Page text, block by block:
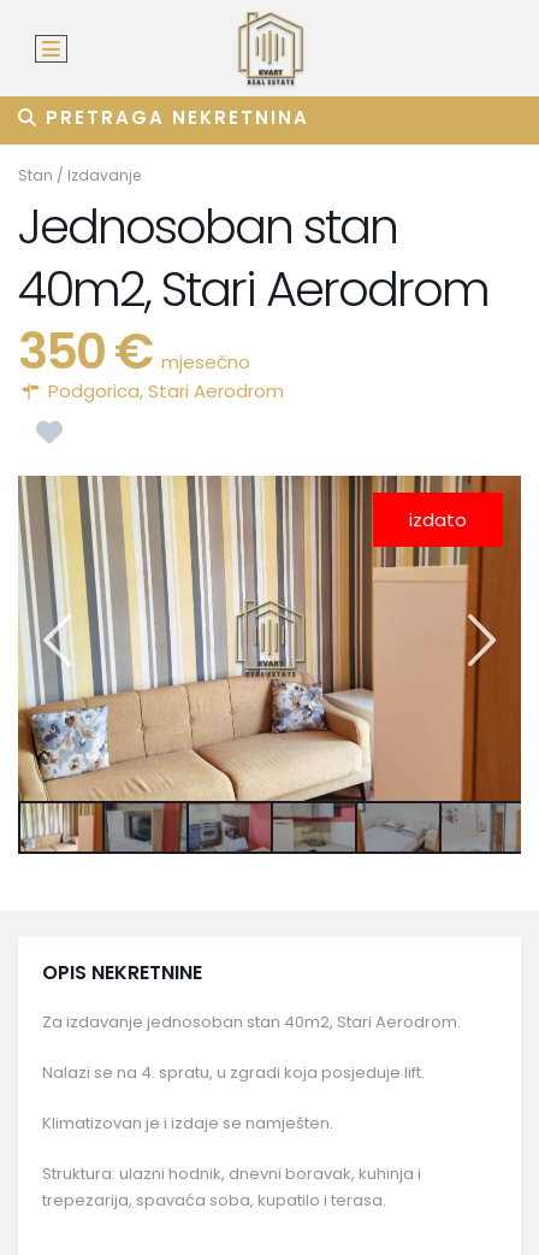
PRETRAGA NEKRETNINA
Stan / Izdavanje
Jednosoban stan
40m2, Stari Aerodrom
350 € mjesečno
Podgorica,Stari Aerodrom
izdato
OPIS NEKRETNINE
Za izdavanje jednosoban stan 40m2, Stari Aerodrom.
Nalazi se na 4. spratu, u zgradi koja posjeduje lift.
Klimatizovan je i izdaje se namješten.
Struktura: ulazni hodnik, dnevni boravak, kuhinja i
trepezarija, spavaća soba, kupatilo i terasa.